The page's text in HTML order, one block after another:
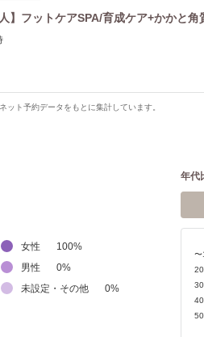
】フットケアSPA/育成ケア+かかと
ト予約データをもとに集計しています。
女性 100%
男性
0%
未設定・その他
0%
年代
〜